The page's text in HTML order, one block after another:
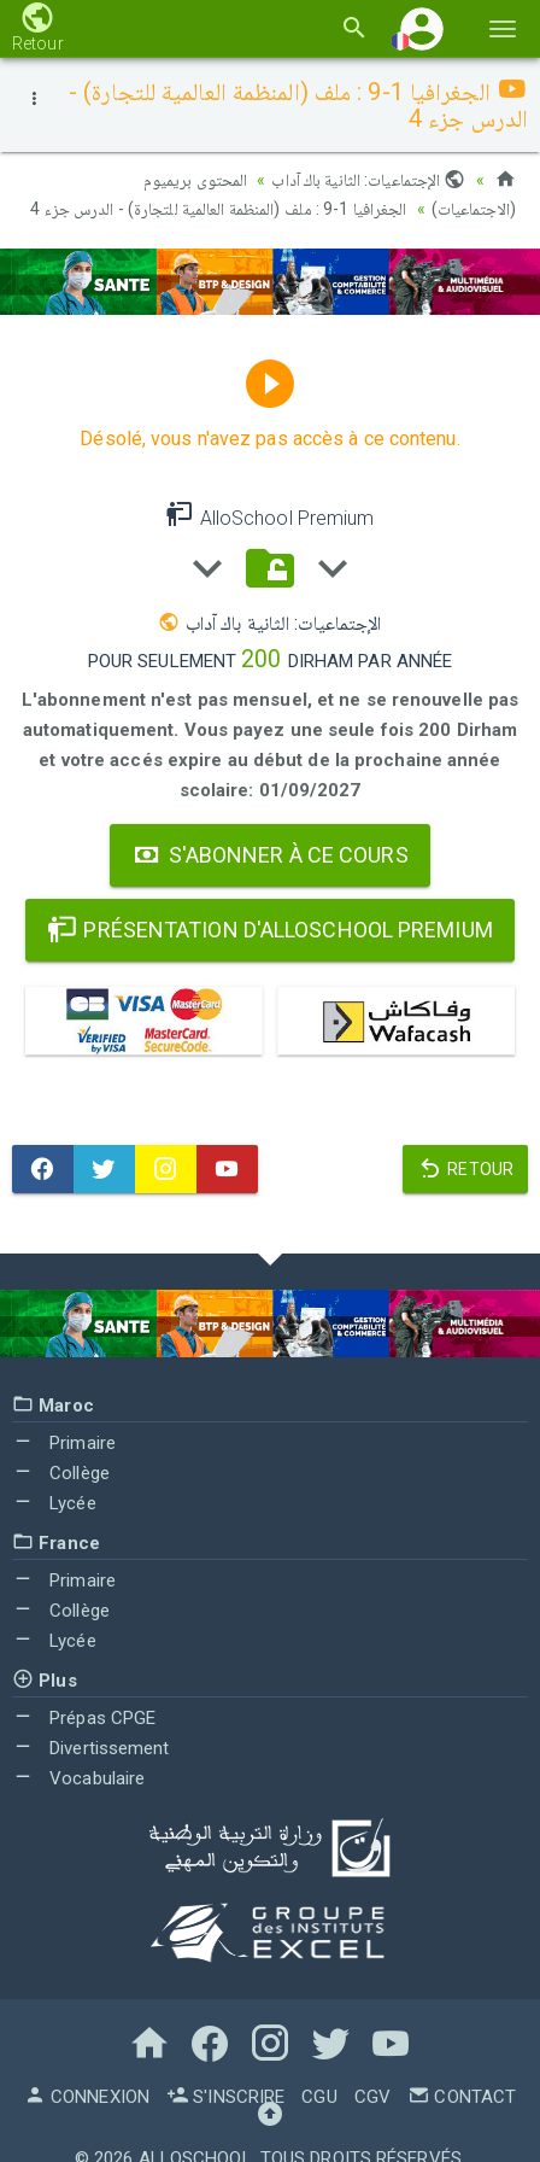
la
Retour
الجغرافيا 1-9 : ملف (المنظمة العالمية للتجارة) -
الدرس جزء 4
الإجتماعيات: الثانية باك آداب
المحتوى بريميوم
(الاجتماعيات)
الجغرافيا 1-9 : ملف (المنظمة العالمية للتجارة) - الدرس جزء 4
Désolé, vous n'avez pas accès à ce contenu.
AlloSchool Premium
الإجتماعيات: الثانية باك آداب
POUR SEULEMENT 200 DIRHAM PAR ANNÉE
L'abonnement n'est pas mensuel, et ne se renouvelle pas
automatiquement. Vous payez une seule fois 200 Dirham
et votre accés expire au début de la prochaine année
scolaire: 01/09/2027
S'ABONNER À CE COURS
PRÉSENTATION D'ALLOSCHOOL PREMIUM
RETOUR
Maroc
Primaire
Collège
Lycée
France
Primaire
Collège
Lycée
Plus
Prépas CPGE
Divertissement
Vocabulaire
CONNEXION S'INSCRIRE CGU CGV CONTACT